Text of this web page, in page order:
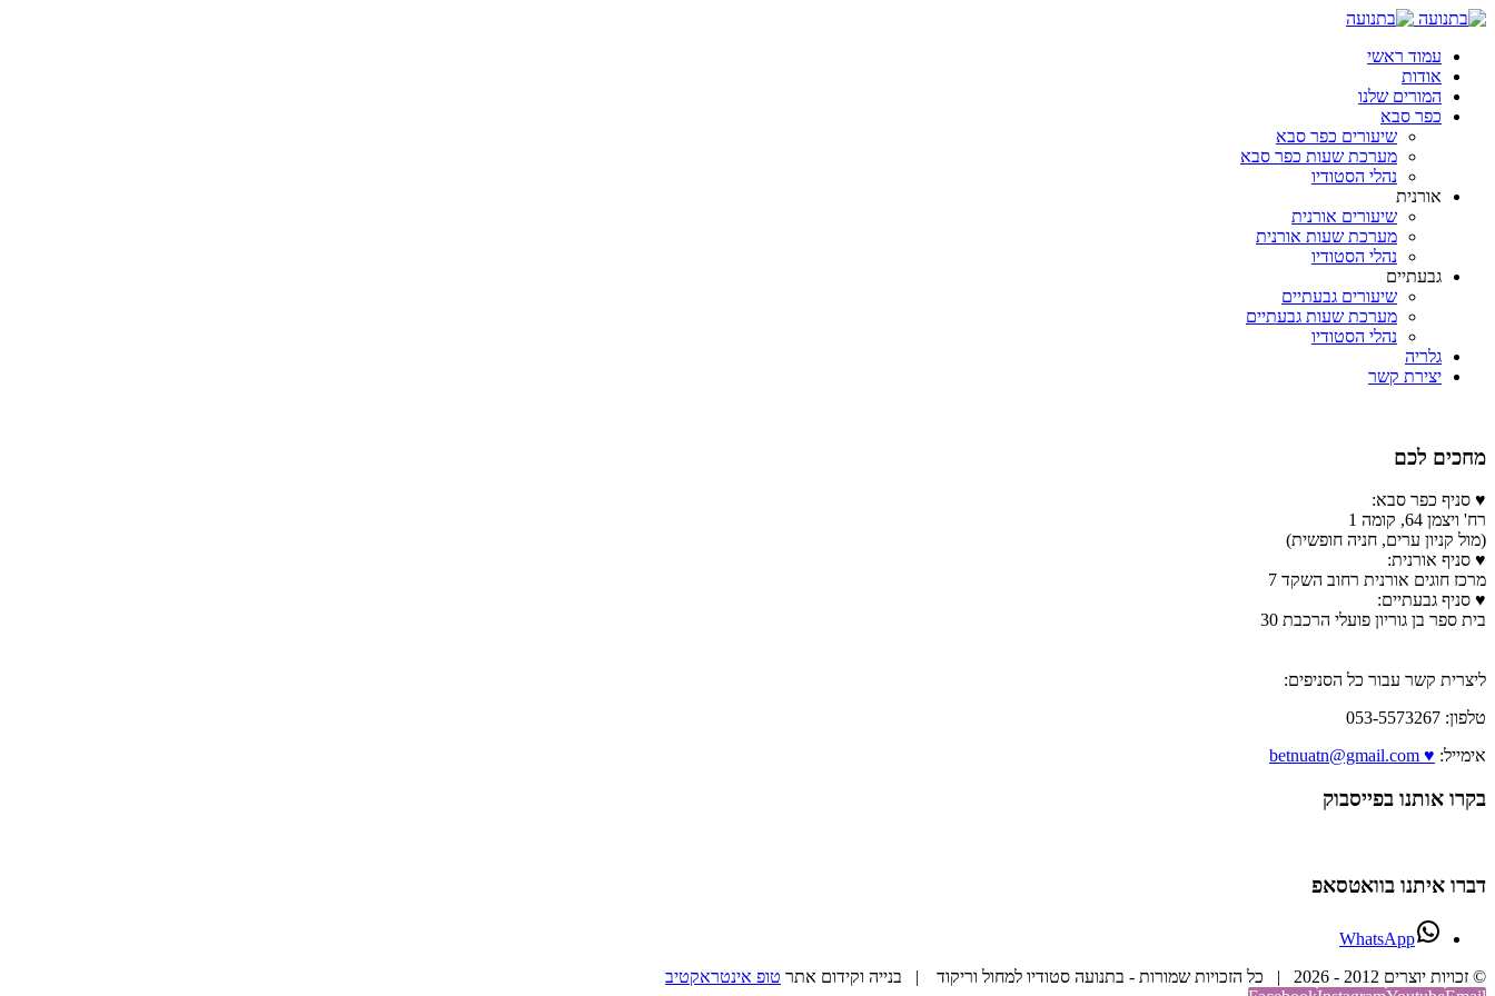
עמוד ראשי
אודות
המורים שלנו
כפר סבא
שיעורים כפר סבא
מערכת שעות כפר סבא
נהלי הסטודיו
אורנית
שיעורים אורנית
מערכת שעות אורנית
נהלי הסטודיו
גבעתיים
שיעורים גבעתיים
מערכת שעות גבעתיים
נהלי הסטודיו
גלריה
יצירת קשר
מחכים לכם
♥ סניף כפר סבא:
רח' ויצמן 64, קומה 1
(מול קניון ערים, חניה חופשית)
♥ סניף אורנית:
מרכז חוגים אורנית רחוב השקד 7
♥ סניף גבעתיים:
בית ספר בן גוריון פועלי הרכבת 30
ליצרית קשר עבור כל הסניפים:
טלפון: 053-5573267
אימייל: ♥ betnuatn@gmail.com
בקרו אותנו בפייסבוק
דברו איתנו בוואטסאפ
WhatsApp
© זכויות יוצרים 2012 -
2026 | כל הזכויות שמורות - בתנועה סטודיו למחול וריקוד | בנייה וקידום אתר
טופ אינטראקטיב